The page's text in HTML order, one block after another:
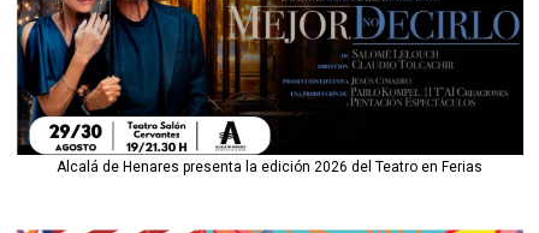
Alcalá de Henares presenta la edición 2026 del Teatro en Ferias